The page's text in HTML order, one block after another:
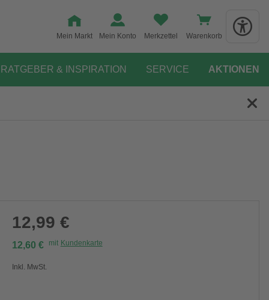
Mein Markt Mein Konto Merkzettel Warenkorb
RATGEBER & INSPIRATION SERVICE AKTIONEN
12,99 €
12,60 € mit Kundenkarte
Inkl. MwSt.